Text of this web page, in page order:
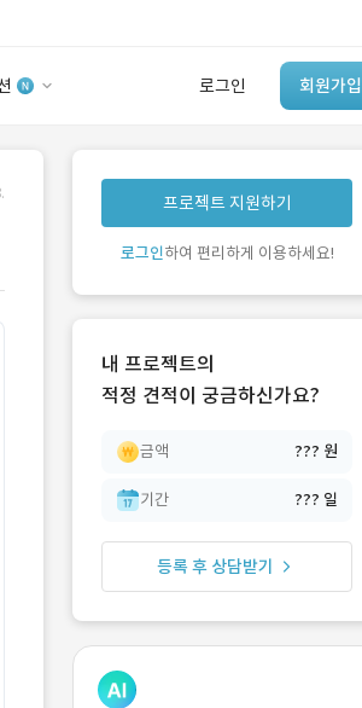
로그인 회원가입
유사사례 검색 AI
‘이런 거’ 만들어본
개발 회사 있어?
프로젝트 지원하기
로그인하여 편리하게 이용하세요!
내 프로젝트의
적정 견적이 궁금하신가요?
금액 ??? 원
기간 ??? 일
등록 후 상담받기